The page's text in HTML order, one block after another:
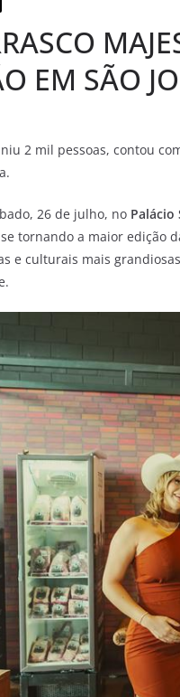
EM SÃO
2 mil pessoas, contou
26 de julho, no Palácio
tornando a maior edição
e culturais mais